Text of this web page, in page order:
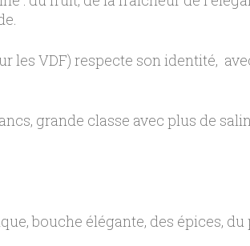
les VDF) respecte son identité,
grande classe avec plus de
bouche élégante, des épices,